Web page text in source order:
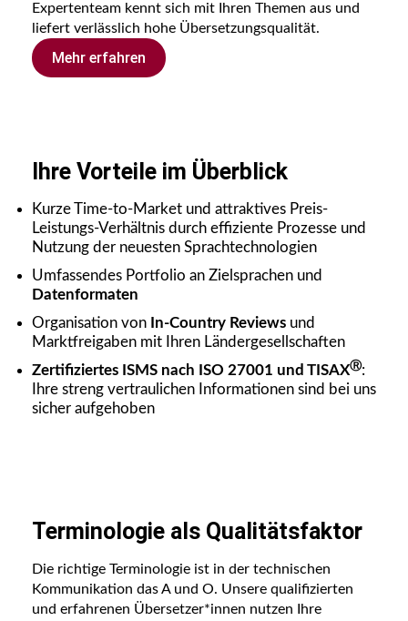
Expertenteam kennt sich mit Ihren Themen aus und
liefert verlässlich hohe Übersetzungsqualität.
Mehr erfahren
Ihre Vorteile im Überblick
Kurze Time-to-Market und attraktives Preis-
Leistungs-Verhältnis durch effiziente Prozesse und
Nutzung der neuesten Sprachtechnologien
Umfassendes Portfolio an Zielsprachen und
Datenformaten
Organisation von In-Country Reviews und
Marktfreigaben mit Ihren Ländergesellschaften
Zertifiziertes ISMS nach ISO 27001 und TISAXⓇ:
Ihre streng vertraulichen Informationen sind bei uns
sicher aufgehoben
Terminologie als Qualitätsfaktor
Die richtige Terminologie ist in der technischen
Kommunikation das A und O. Unsere qualifizierten
und erfahrenen Übersetzer*innen nutzen Ihre